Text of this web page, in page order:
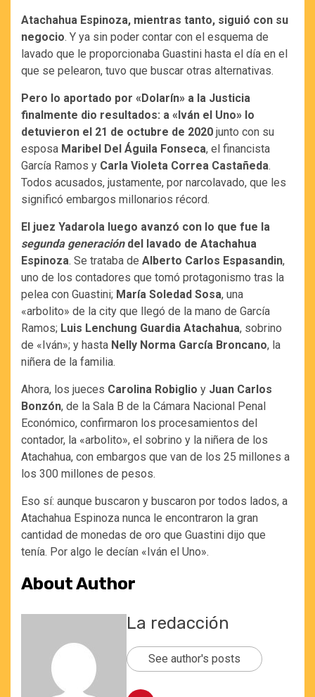
Atachahua Espinoza, mientras tanto, siguió con su
negocio. Y ya sin poder contar con el esquema de
lavado que le proporcionaba Guastini hasta el día en el
que se pelearon, tuvo que buscar otras alternativas.
Pero lo aportado por «Dolarín» a la Justicia
finalmente dio resultados: a «Iván el Uno» lo
detuvieron el 21 de octubre de 2020 junto con su
esposa Maribel Del Águila Fonseca, el financista
García Ramos y Carla Violeta Correa Castañeda.
Todos acusados, justamente, por narcolavado, que les
significó embargos millonarios récord.
El juez Yadarola luego avanzó con lo que fue la
segunda generacióndel lavado de Atachahua
Espinoza. Se trataba de Alberto Carlos Espasandin,
uno de los contadores que tomó protagonismo tras la
pelea con Guastini; María Soledad Sosa, una
«arbolito» de la city que llegó de la mano de García
Ramos; Luis Lenchung Guardia Atachahua, sobrino
de «Iván»; y hasta Nelly Norma García Broncano, la
niñera de la familia.
Ahora, los jueces Carolina Robiglio y Juan Carlos
Bonzón, de la Sala B de la Cámara Nacional Penal
Económico, confirmaron los procesamientos del
contador, la «arbolito», el sobrino y la niñera de los
Atachahua, con embargos que van de los 25 millones a
los 300 millones de pesos.
Eso sí: aunque buscaron y buscaron por todos lados, a
Atachahua Espinoza nunca le encontraron la gran
cantidad de monedas de oro que Guastini dijo que
tenía. Por algo le decían «Iván el Uno».
About Author
La redacción
See author's posts